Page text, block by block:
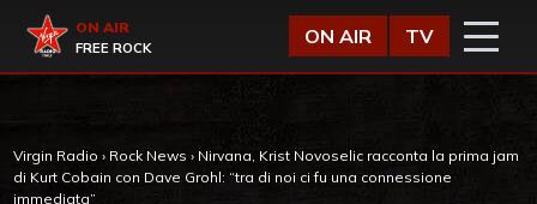
Virgin Radio
ON AIR
FREE ROCK
ON AIR TV
Virgin Radio › Rock News › Nirvana, Krist Novoselic racconta la prima jam
di Kurt Cobain con Dave Grohl: “tra di noi ci fu una connessione
immediata”